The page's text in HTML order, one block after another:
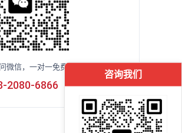
微信，一对一免费咨询
2080-6866
咨询我们